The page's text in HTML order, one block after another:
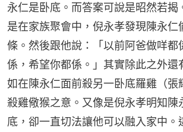
永仁是卧底。而答案可說是昭然若揭
是在家族聚會中，倪永孝發現陳永仁
條。然後跟他說：「以前阿爸做咩都
係，希望你都係。」其實除此之外還
如在陳永仁面前殺另一卧底羅雞（張
殺雞儆猴之意。又像是倪永孝明知陳
底，卻一直切法讓他可以融入家中。